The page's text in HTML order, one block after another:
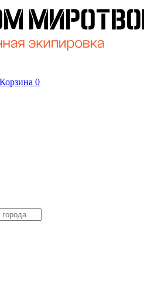
Корзина 0